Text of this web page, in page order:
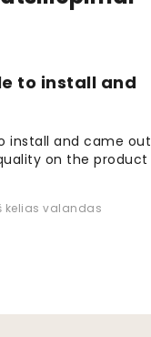
to install and
install and came out
on the product
kelias valandas